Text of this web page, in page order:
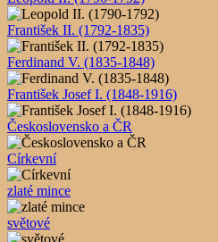
František II. (1792-1835)
Ferdinand V. (1835-1848)
František Josef I. (1848-1916)
Československo a ČR
Církevní
zlaté mince
světové